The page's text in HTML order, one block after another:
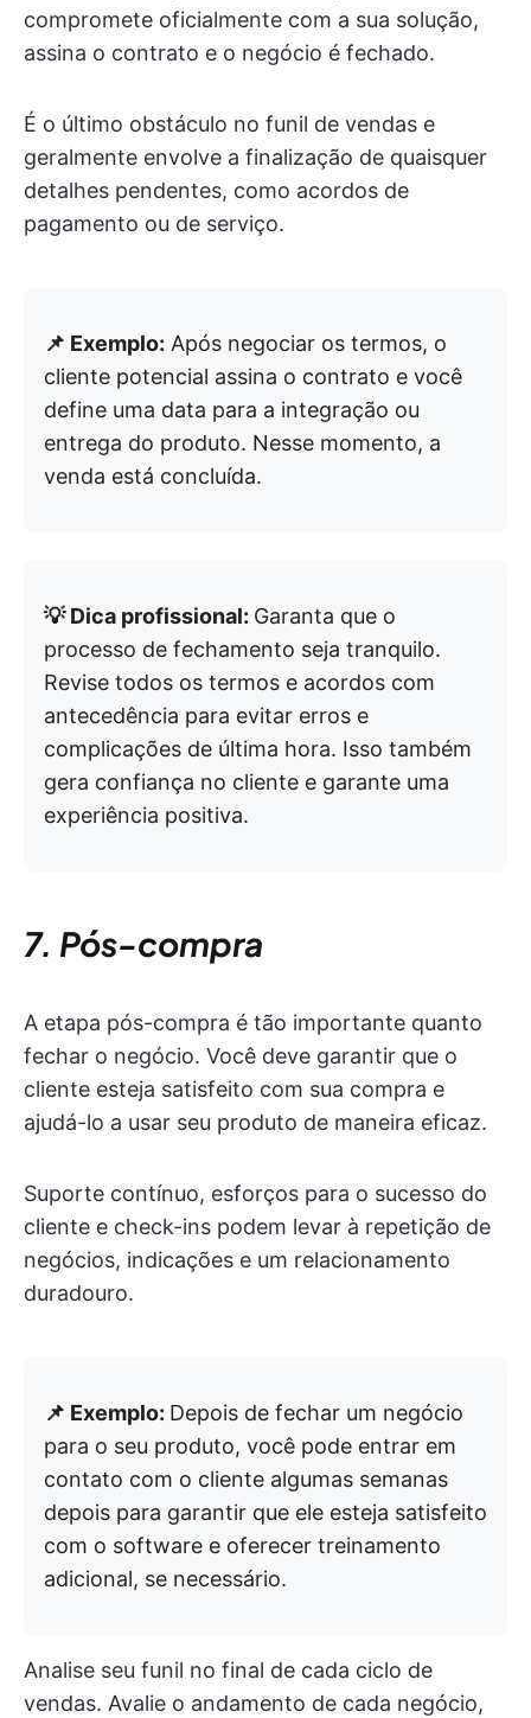
compromete oficialmente com a sua solução,
assina o contrato e o negócio é fechado.
É o último obstáculo no funil de vendas e
geralmente envolve a finalização de quaisquer
detalhes pendentes, como acordos de
pagamento ou de serviço.
📌 Exemplo: Após negociar os termos, o
cliente potencial assina o contrato e você
define uma data para a integração ou
entrega do produto. Nesse momento, a
venda está concluída.
💡 Dica profissional: Garanta que o
processo de fechamento seja tranquilo.
Revise todos os termos e acordos com
antecedência para evitar erros e
complicações de última hora. Isso também
gera confiança no cliente e garante uma
experiência positiva.
7. Pós-compra
A etapa pós-compra é tão importante quanto
fechar o negócio. Você deve garantir que o
cliente esteja satisfeito com sua compra e
ajudá-lo a usar seu produto de maneira eficaz.
Suporte contínuo, esforços para o sucesso do
cliente e check-ins podem levar à repetição de
negócios, indicações e um relacionamento
duradouro.
📌 Exemplo: Depois de fechar um negócio
para o seu produto, você pode entrar em
contato com o cliente algumas semanas
depois para garantir que ele esteja satisfeito
com o software e oferecer treinamento
adicional, se necessário.
Analise seu funil no final de cada ciclo de
vendas. Avalie o andamento de cada negócio,